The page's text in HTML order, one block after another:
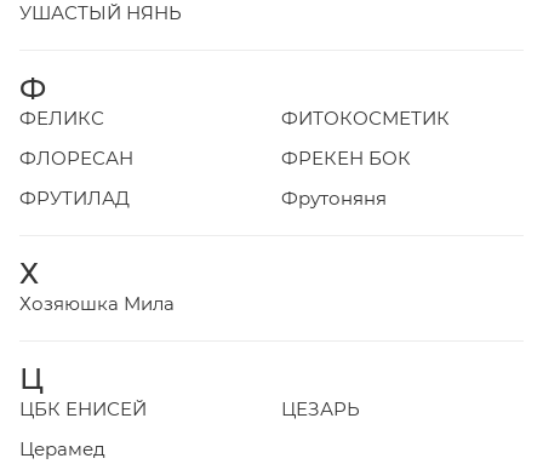
УШАСТЫЙ НЯНЬ
Ф
ФЕЛИКС
ФИТОКОСМЕТИК
ФЛОРЕСАН
ФРЕКЕН БОК
ФРУТИЛАД
Фрутоняня
Х
Хозяюшка Мила
Ц
ЦБК ЕНИСЕЙ
ЦЕЗАРЬ
Церамед